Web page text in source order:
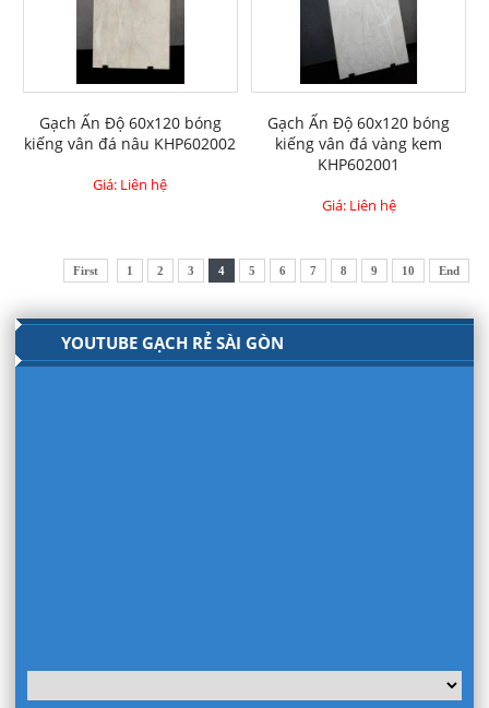
Gạch Ấn Độ 60x120 bóng
kiếng vân đá nâu KHP602002
Giá: Liên hệ
Gạch Ấn Độ 60x120 bóng
kiếng vân đá vàng kem
KHP602001
Giá: Liên hệ
First 1 2 3 4 5 6 7 8 9 10 End
YOUTUBE GẠCH RẺ SÀI GÒN